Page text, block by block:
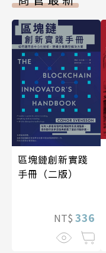
區塊鏈創新實踐
手冊（二版）
NT$ 336